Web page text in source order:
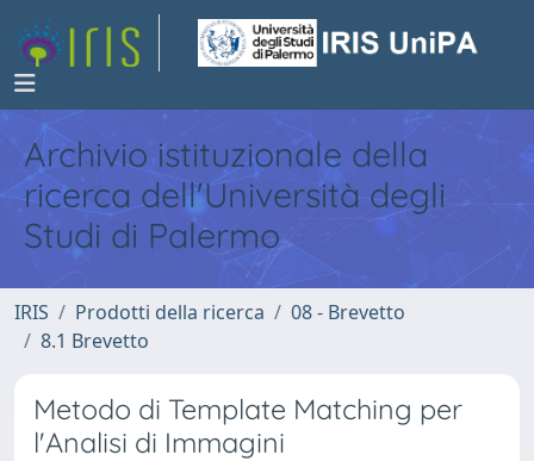
Archivio istituzionale della
ricerca dell'Università degli
Studi di Palermo
IRIS Prodotti della ricerca
08 - Brevetto
8.1 Brevetto
Metodo di Template Matching per
l'Analisi di Immagini